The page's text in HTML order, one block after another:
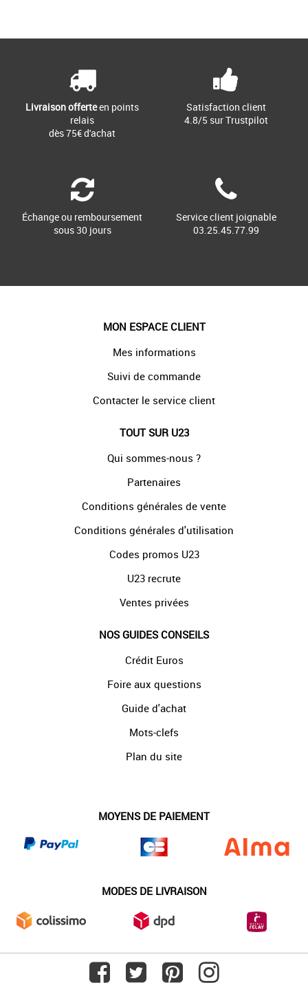
Livraison offerteen points
relais
dès 75€ d'achat
Satisfaction client
4.8/5 sur Trustpilot
Échange ou remboursement
sous 30 jours
Service client joignable
03.25.45.77.99
MON ESPACE CLIENT
Mes informations
Suivi de commande
Contacter le service client
TOUT SUR U23
Qui sommes-nous ?
Partenaires
Conditions générales de vente
Conditions générales d'utilisation
Codes promos U23
U23 recrute
Ventes privées
NOS GUIDES CONSEILS
Crédit Euros
Foire aux questions
Guide d'achat
Mots-clefs
Plan du site
MOYENS DE PAIEMENT
MODES DE LIVRAISON